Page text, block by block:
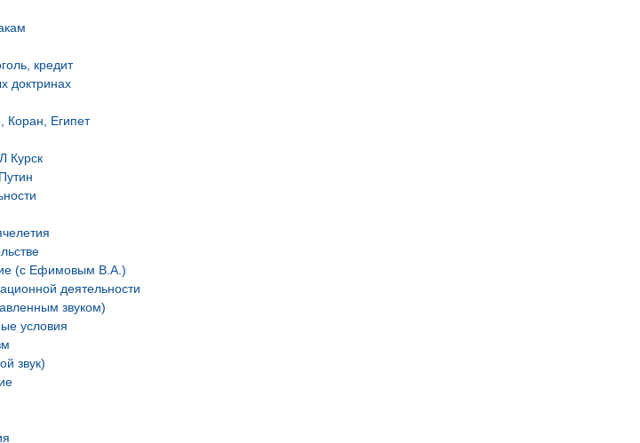
кредит
доктринах
Коран, Египет
Курск
(с Ефимовым В.А.)
деятельности
звуком)
условия
звук)